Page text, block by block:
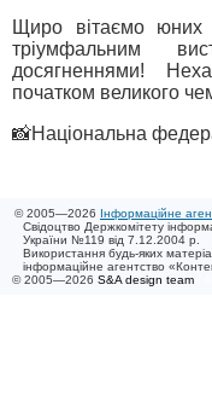
Щиро вітаємо юних
тріумфальним
досягненнями!
початком великого
📸Національна
© 2005—2026 Інформаційне
Свідоцтво Держкомітету
України №119 від 7.12.2004 р.
Використання будь-яких
інформаційне агентство
© 2005—2026 S&A design team